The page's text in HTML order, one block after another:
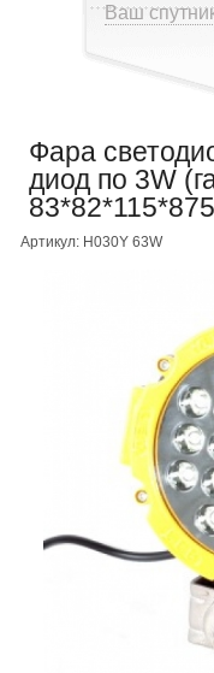
Ваш
Фара
диод по 3W
Артикул: H030Y 63W